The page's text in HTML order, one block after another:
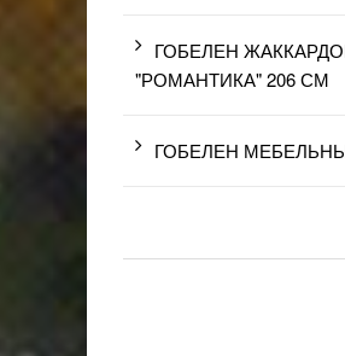
ГОБЕЛЕН
"РОМАНТИКА" 206 СМ
ГОБЕЛЕН